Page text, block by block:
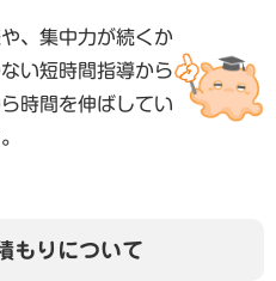
、集中力が続くか
い短時間指導から
時間を伸ばしてい
もりについて